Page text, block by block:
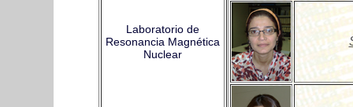
Laboratorio de
Resonancia Magnética
Nuclear